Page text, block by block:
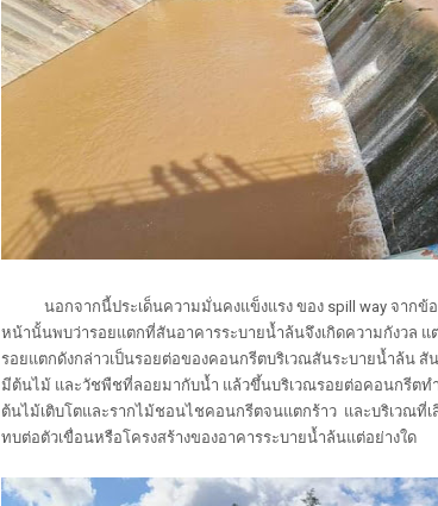
นอกจากนี้ประเด็นความมั่นคงแข็งแรง ของ spill way จากข้อ
หน้านั้นพบว่ารอยแตกที่สันอาคารระบายน้ำล้นจึงเกิดความกังวล แ
รอยแตกดังกล่าวเป็นรอยต่อของคอนกรีตบริเวณสันระบายน้ำล้น สั
มีต้นไม้ และวัชพืชที่ลอยมากับน้ำ แล้วขึ้นบริเวณรอยต่อคอนกรีตท
ต้นไม้เติบโตและรากไม้ชอนไชคอนกรีตจนแตกร้าว และบริเวณที่
ทบต่อตัวเขื่อนหรือโครงสร้างของอาคารระบายน้ำล้นแต่อย่างใด